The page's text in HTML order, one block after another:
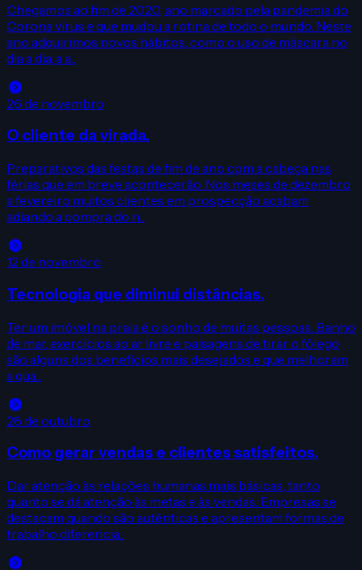
Chegamos ao fim de 2020, ano marcado pela pandemia do
Corona vírus e que mudou a rotina de todo o mundo. Neste
ano adquirimos novos hábitos, como o uso de máscara no
dia a dia, a a...
26 de novembro
O cliente da virada.
Preparativos das festas de fim de ano com a cabeça nas
férias que em breve acontecerão. Nos meses de dezembro
a fevereiro muitos clientes em prospecção acabam
adiando a compra do n...
12 de novembro
Tecnologia que diminui distâncias.
Ter um imóvel na praia é o sonho de muitas pessoas. Banho
de mar, exercícios ao ar livre e paisagens de tirar o fôlego
são alguns dos benefícios mais desejados e que melhoram
a qua...
28 de outubro
Como gerar vendas e clientes satisfeitos.
Dar atenção às relações humanas mais básicas, tanto
quanto se dá atenção às metas e às vendas. Empresas se
destacam quando são autênticas e apresentam formas de
trabalho diferencia...